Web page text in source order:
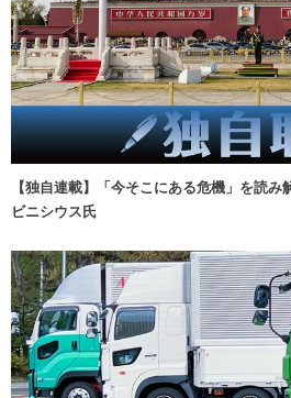
【独自連載】「今そこにある危機」を読
ビニシウス氏